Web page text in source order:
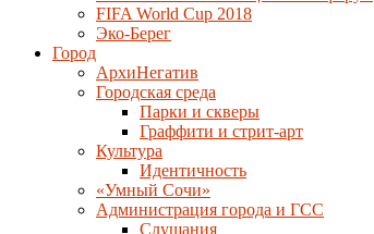
FIFA World Cup 2018
Эко-Берег
Город
АрхиНегатив
Городская среда
Парки и скверы
Граффити и стрит-арт
Культура
Идентичность
«Умный Сочи»
Администрация города и ГСС
Слушания